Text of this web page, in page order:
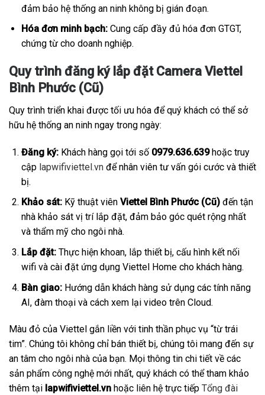
đảm bảo hệ thống an ninh không bị gián đoạn.
Hóa đơn minh bạch:Cung cấp đầy đủ hóa đơn GTGT,
chứng từ cho doanh nghiệp.
Quy trình đăng ký lắp đặt Camera Viettel
Bình Phước (Cũ)
Quy trình triển khai được tối ưu hóa để quý khách có thể sở
hữu hệ thống an ninh ngay trong ngày:
Đăng ký:Khách hàng gọi tới số 0979.636.639hoặc truy
cập lapwifiviettel.vnđể nhân viên tư vấn gói cước và thiết
bị.
Khảo sát:Kỹ thuật viên Viettel Bình Phước (Cũ)đến tận
nhà khảo sát vị trí lắp đặt, đảm bảo góc quét rộng nhất
và thẩm mỹ cho ngôi nhà.
Lắp đặt:Thực hiện khoan, lắp thiết bị, cấu hình kết nối
wifi và cài đặt ứng dụng Viettel Home cho khách hàng.
Bàn giao:Hướng dẫn khách hàng sử dụng các tính năng
AI, đàm thoại và cách xem lại video trên Cloud.
Màu đỏ của Viettel gắn liền với tinh thần phục vụ “từ trái
tim”. Chúng tôi không chỉ bán thiết bị, chúng tôi mang đến sự
an tâm cho ngôi nhà của bạn. Mọi thông tin chi tiết về các
sản phẩm công nghệ mới nhất, quý khách có thể tham khảo
thêm tại lapwifiviettel.vn hoặc liên hệ trực tiếp Tổng đài